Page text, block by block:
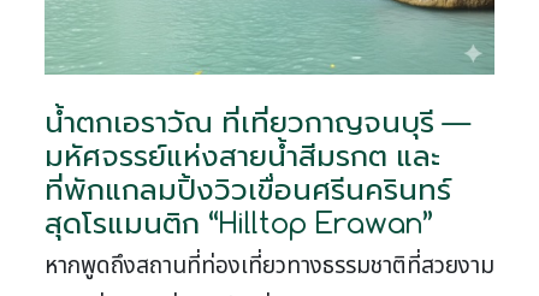
น้ำตกเอราวัณ ที่เที่ยวกาญจนบุรี —
มหัศจรรย์แห่งสายน้ำสีมรกต และ
ที่พักแกลมปิ้งวิวเขื่อนศรีนครินทร์
สุดโรแมนติก “Hilltop Erawan”
หากพูดถึงสถานที่ท่องเที่ยวทางธรรมชาติที่สวยงาม